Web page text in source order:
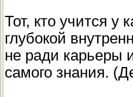
Тот, кто учится у
глубокой
не ради карьеры
самого знания.